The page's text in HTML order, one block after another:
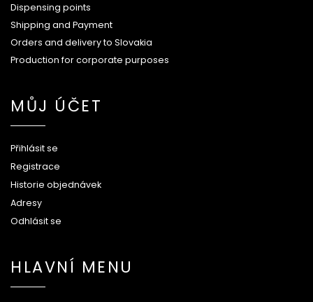
Dispensing points
Shipping and Payment
Orders and delivery to Slovakia
Production for corporate purposes
MŮJ ÚČET
Přihlásit se
Registrace
Historie objednávek
Adresy
Odhlásit se
HLAVNÍ MENU